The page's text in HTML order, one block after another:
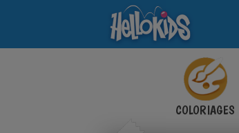
COLORIAGES